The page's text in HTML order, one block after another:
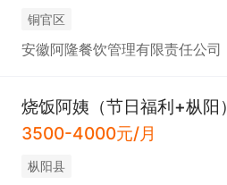
铜官区
安徽阿隆餐饮管理有限责任公司
烧饭阿姨（节日福利+枞阳）
3500-4000元/月
枞阳县